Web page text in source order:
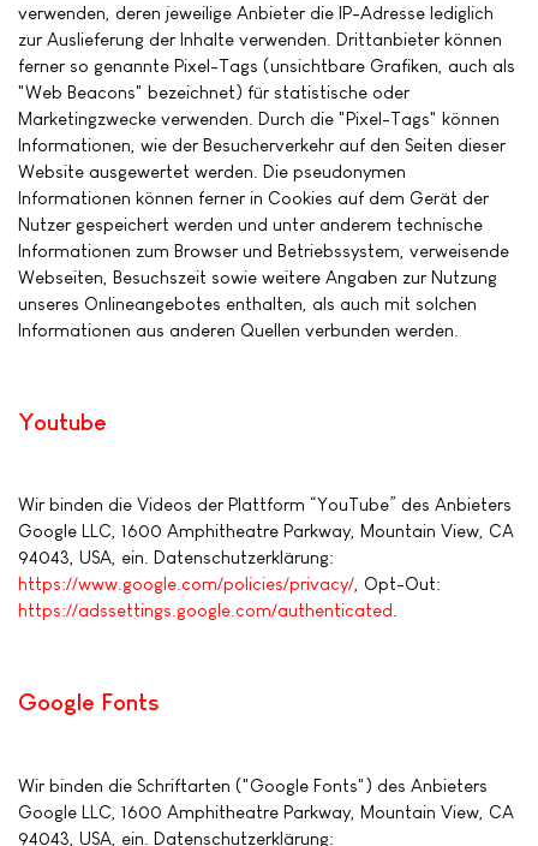
verwenden, deren jeweilige Anbieter die IP-Adresse lediglich
zur Auslieferung der Inhalte verwenden. Drittanbieter können
ferner so genannte Pixel-Tags (unsichtbare Grafiken, auch als
"Web Beacons" bezeichnet) für statistische oder
Marketingzwecke verwenden. Durch die "Pixel-Tags" können
Informationen, wie der Besucherverkehr auf den Seiten dieser
Website ausgewertet werden. Die pseudonymen
Informationen können ferner in Cookies auf dem Gerät der
Nutzer gespeichert werden und unter anderem technische
Informationen zum Browser und Betriebssystem, verweisende
Webseiten, Besuchszeit sowie weitere Angaben zur Nutzung
unseres Onlineangebotes enthalten, als auch mit solchen
Informationen aus anderen Quellen verbunden werden.
Youtube
Wir binden die Videos der Plattform “YouTube” des Anbieters
Google LLC, 1600 Amphitheatre Parkway, Mountain View, CA
94043, USA, ein. Datenschutzerklärung:
https://www.google.com/policies/privacy/ , Opt-Out:
https://adssettings.google.com/authenticated
Google Fonts
Wir binden die Schriftarten ("Google Fonts") des Anbieters
Google LLC, 1600 Amphitheatre Parkway, Mountain View, CA
94043, USA, ein. Datenschutzerklärung: